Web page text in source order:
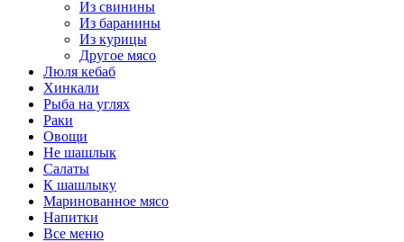
Из свинины
Из баранины
Из курицы
Другое мясо
Люля кебаб
Хинкали
Рыба на углях
Раки
Овощи
Не шашлык
Салаты
К шашлыку
Маринованное мясо
Напитки
Все меню